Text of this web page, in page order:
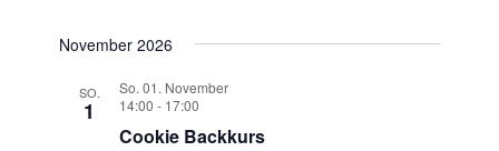
November 2026
SO.
1
So. 01. November
14:00 - 17:00
Cookie Backkurs